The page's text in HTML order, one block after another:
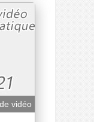
vidéo